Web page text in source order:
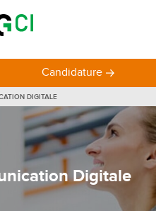
Digitale
Candidature
DIGITALE